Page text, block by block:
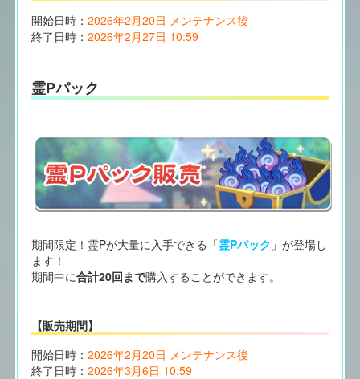
開始日時： 2026年2月20日 メンテナンス後
終了日時： 2026年2月27日 10:59
霊Pパック
期間限定！霊Pが大量に入手できる「霊Pパック 」が登場し
ます！
期間中に合計20回まで購入することができます。
【販売期間】
開始日時： 2026年2月20日 メンテナンス後
終了日時： 2026年3月6日 10:59